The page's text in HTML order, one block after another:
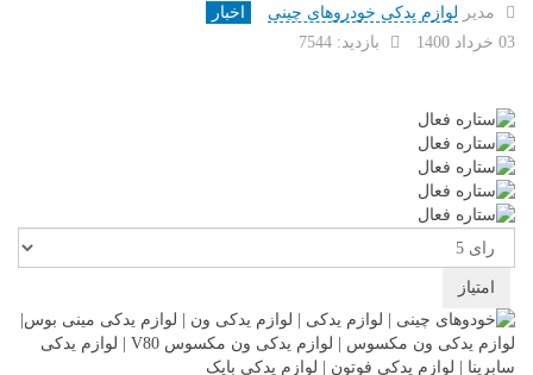
مدیر لوازم یدکی خودروهای چینی
اخبار
03 خرداد 1400
بازدید: 7544
امتیاز
کاربران
لطفا
رای
دهید